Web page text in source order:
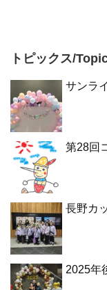
トピックス/
サンラ
第28回
長野カ
2025年